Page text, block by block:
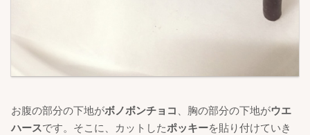
お腹の部分の下地がボノボンチョコ 、胸の部分の下地がウエ
ハースです。そこに、カットしたポッキーを貼り付けていき